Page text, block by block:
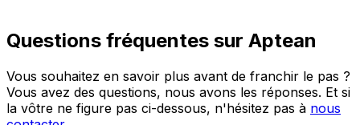
Questions fréquentes sur Aptean
Vous souhaitez en savoir plus avant de franchir le pas ?
Vous avez des questions, nous avons les réponses. Et si
la vôtre ne figure pas ci-dessous, n'hésitez pas à nous